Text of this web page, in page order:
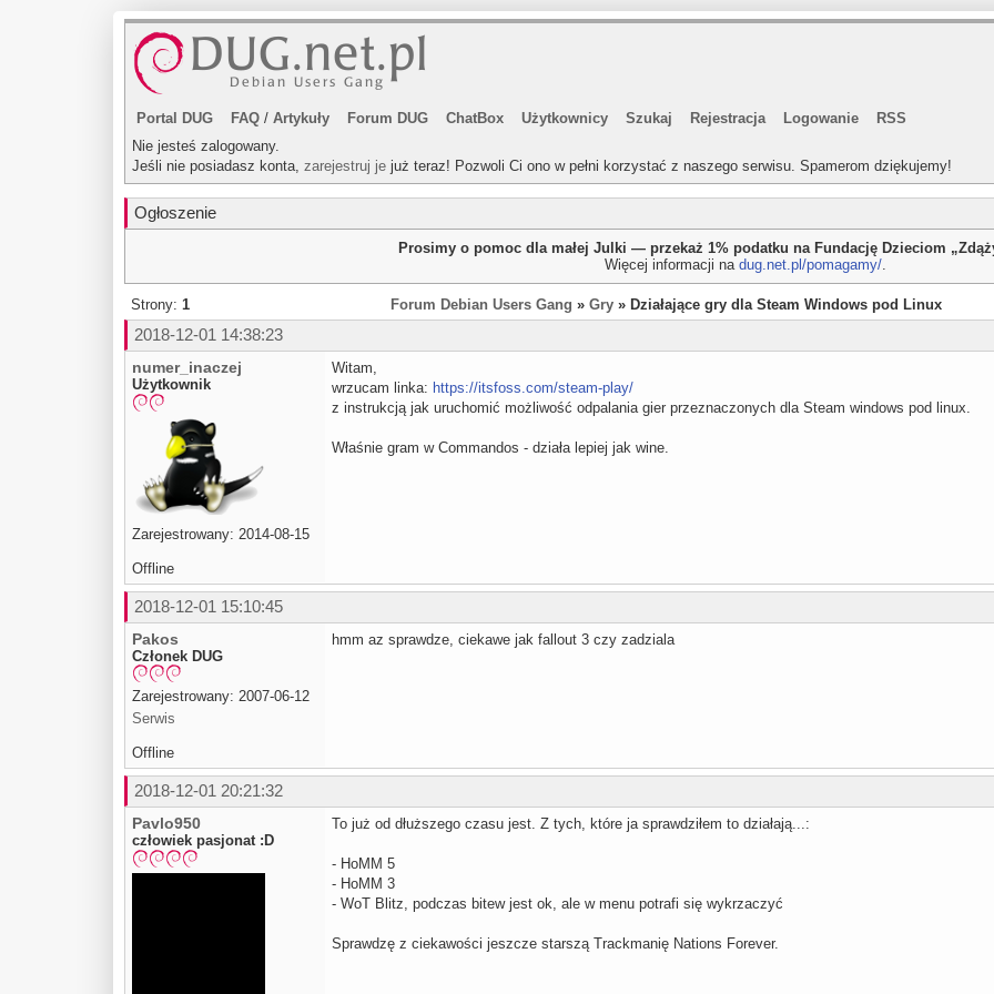
Portal DUG FAQ / Artykuły Forum DUG ChatBox Użytkownicy Szukaj Rejestracja Logowanie
RSS
Nie jesteś zalogowany.
Jeśli nie posiadasz konta, zarejestruj je już teraz! Pozwoli Ci ono w pełni korzystać z naszego serwisu. Spamerom dziękujemy!
Ogłoszenie
Prosimy o pomoc dla małej Julki — przekaż 1% podatku na Fundację Dzieciom
Więcej informacji na dug.net.pl/pomagamy/.
Strony: 1 Forum Debian Users Gang » Gry » Działające gry dla Steam Windows pod Linux
2018-12-01 14:38:23
numer_inaczej
Użytkownik
Zarejestrowany: 2014-08-15
Witam,
wrzucam linka: https://itsfoss.com/steam-play/
z instrukcją jak uruchomić możliwość odpalania gier przeznaczonych dla Steam windows pod linux.
Właśnie gram w Commandos - działa lepiej jak wine.
Offline
2018-12-01 15:10:45
Pakos
Członek DUG
Zarejestrowany: 2007-06-12
Serwis
hmm az sprawdze, ciekawe jak fallout 3 czy zadziala
Offline
2018-12-01 20:21:32
Pavlo950
człowiek pasjonat :D
To już od dłuższego czasu jest. Z tych, które ja sprawdziłem to działają...:
- HoMM 5
- HoMM 3
- WoT Blitz, podczas bitew jest ok, ale w menu potrafi się wykrzaczyć
Sprawdzę z ciekawości jeszcze starszą Trackmanię Nations Forever.